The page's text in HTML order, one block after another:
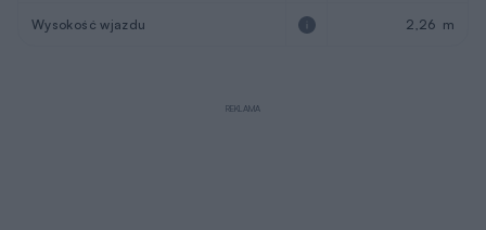
Wysokość wjazdu 2,26 m
REKLAMA